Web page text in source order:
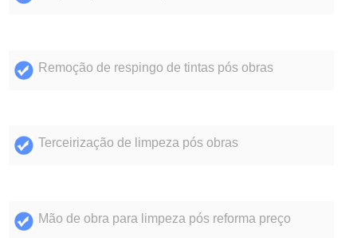
Remoção de respingo de tintas pós obras
Terceirização de limpeza pós obras
Mão de obra para limpeza pós reforma preço